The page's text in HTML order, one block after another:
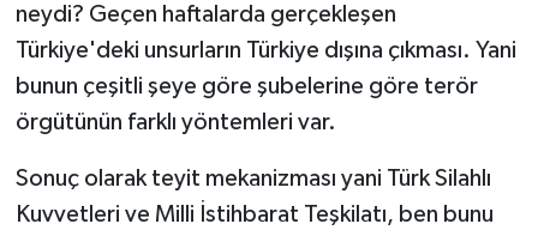
neydi? Geçen haftalarda gerçekleşen
Türkiye'deki unsurların Türkiye dışına çıkması. Yani
bunun çeşitli şeye göre şubelerine göre terör
örgütünün farklı yöntemleri var.
Sonuç olarak teyit mekanizması yani Türk Silahlı
Kuvvetleri ve Milli İstihbarat Teşkilatı, ben bunu